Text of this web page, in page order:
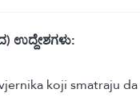
ಉದ್ದೇಶಗಳು:
koji smatraju